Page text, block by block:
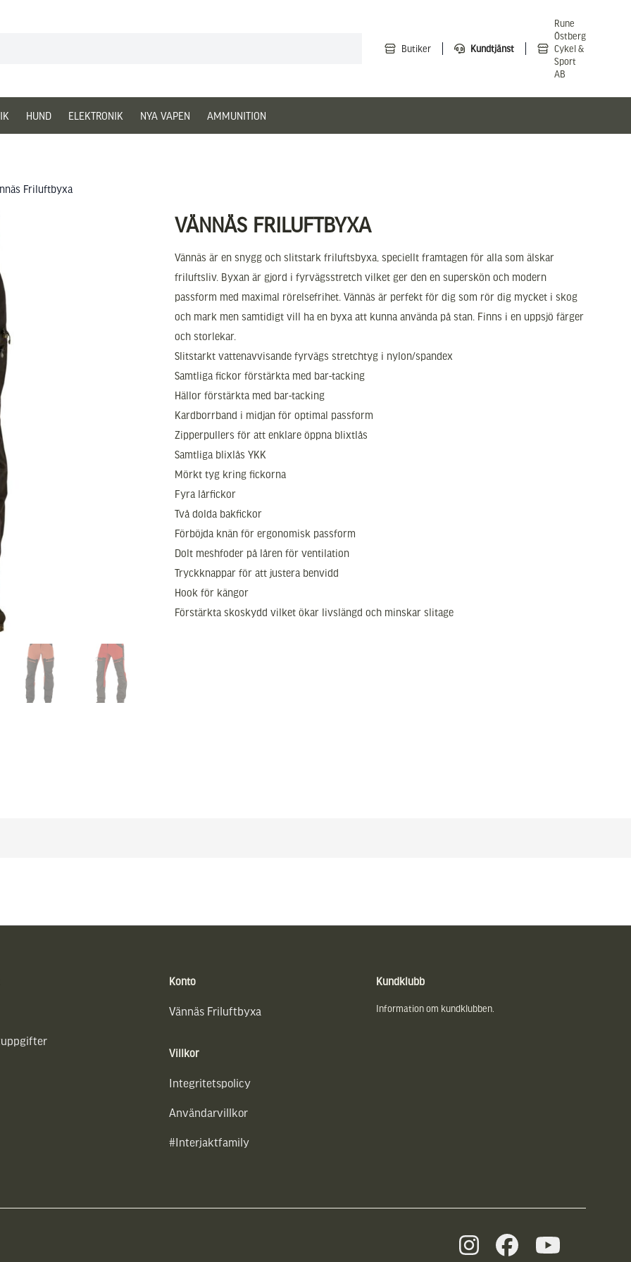
Butiker Kundtjänst
Rune
Östberg
Cykel &
Sport
AB
HUND ELEKTRONIK NYA VAPEN AMMUNITION
Friluftbyxa
VÄNNÄS FRILUFTBYXA
Vännäs är en snygg och slitstark friluftsbyxa, speciellt framtagen för alla som älskar
friluftsliv. Byxan är gjord i fyrvägsstretch vilket ger den en superskön och modern
passform med maximal rörelsefrihet. Vännäs är perfekt för dig som rör dig mycket i skog
och mark men samtidigt vill ha en byxa att kunna använda på stan. Finns i en uppsjö färger
och storlekar.
Slitstarkt vattenavvisande fyrvägs stretchtyg i nylon/spandex
Samtliga fickor förstärkta med bar-tacking
Hällor förstärkta med bar-tacking
Kardborrband i midjan för optimal passform
Zipperpullers för att enklare öppna blixtlås
Samtliga blixlås YKK
Mörkt tyg kring fickorna
Fyra lårfickor
Två dolda bakfickor
Förböjda knän för ergonomisk passform
Dolt meshfoder på låren för ventilation
Tryckknappar för att justera benvidd
Hook för kängor
Förstärkta skoskydd vilket ökar livslängd och minskar slitage
Konto
Vännäs Friluftbyxa
Villkor
Integritetspolicy
Användarvillkor
#Interjaktfamily
Kundklubb
Information om kundklubben.